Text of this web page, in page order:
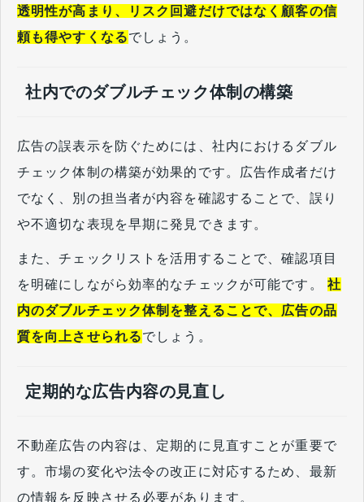
透明性が高まり、リスク回避だけではなく顧客の信
頼も得やすくなるでしょう。
社内でのダブルチェック体制の構築
広告の誤表示を防ぐためには、社内におけるダブル
チェック体制の構築が効果的です。広告作成者だけ
でなく、別の担当者が内容を確認することで、誤り
や不適切な表現を早期に発見できます。
また、チェックリストを活用することで、確認項目
を明確にしながら効率的なチェックが可能です。 社
内のダブルチェック体制を整えることで、広告の品
質を向上させられるでしょう。
定期的な広告内容の見直し
不動産広告の内容は、定期的に見直すことが重要で
す。市場の変化や法令の改正に対応するため、最新
の情報を反映させる必要があります。